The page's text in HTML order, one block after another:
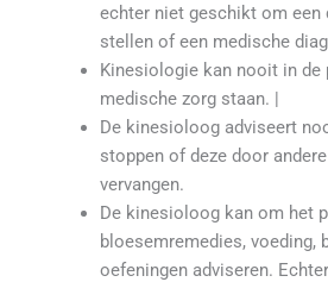
echter niet geschikt om een
stellen of een medische
Kinesiologie kan nooit in de
medische zorg staan. |
De kinesioloog adviseert
stoppen of deze door
vervangen.
De kinesioloog kan om het
bloesemremedies, voeding,
oefeningen adviseren.